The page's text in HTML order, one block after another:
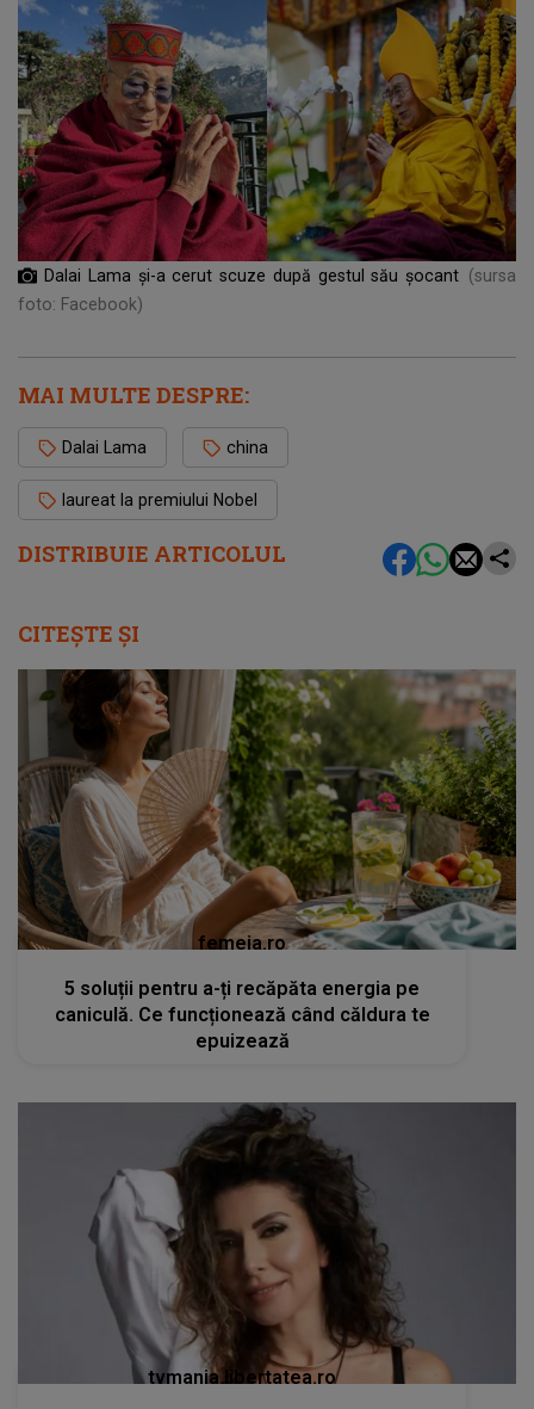
DISTRIBUIE ARTICOLUL
Dalai Lama și-a cerut scuze după gestul său șocant (sursa
foto: Facebook)
MAI MULTE DESPRE:
Dalai Lama china
laureat la premiului Nobel
CITEȘTE ȘI
femeia.ro
5 soluții pentru a-ți recăpăta energia pe
caniculă. Ce funcționează când căldura te
epuizează
tvmania.libertatea.ro